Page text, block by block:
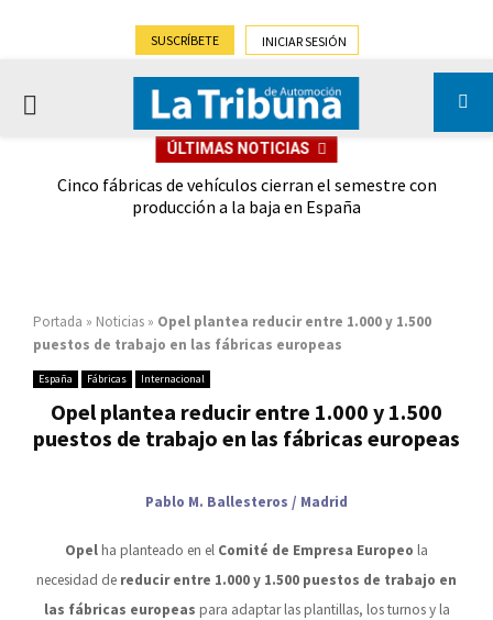
SUSCRÍBETE INICIAR SESIÓN
PRIMARY
ÚLTIMAS NOTICIAS
Cinco fábricas de vehículos cierran el semestre con
producción a la baja en España
Portada » Noticias » Opel plantea reducir entre 1.000 y 1.500
puestos de trabajo en las fábricas europeas
España Fábricas Internacional
Opel plantea reducir entre 1.000 y 1.500
puestos de trabajo en las fábricas europeas
Pablo M. Ballesteros / Madrid
Opelha planteado en el Comité de Empresa Europeo la
necesidad de reducir entre 1.000 y 1.500 puestos de trabajo en
las fábricas europeas para adaptar las plantillas, los turnos y la